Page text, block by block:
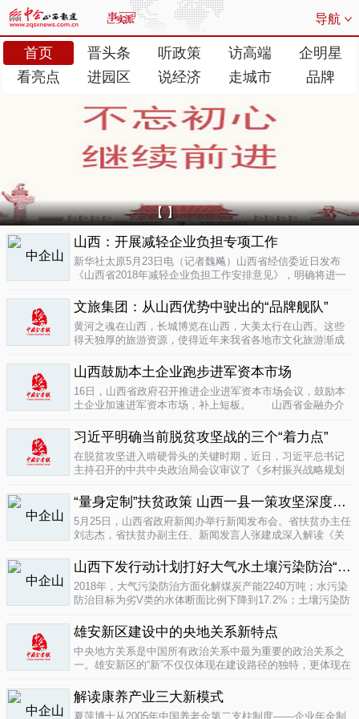
导航
首页 晋头条 听政策 访高端
企明星
看亮点
进园区 说经济 走城市 品牌
【 】
山西：开展减轻企业负担专项工作
新华社太原5月23日电（记者魏飚）山西省经信委近日发布
《山西省2018年减轻企业负担工作安排意见》，明确将进一
大对涉企乱收...
文旅集团：从山西优势中驶出的“品牌舰队”
黄河之魂在山西，长城博览在山西，大美太行在山西。这些
得天独厚的旅游资源，使得近年来我省各地市文化旅游渐成
业培育成...
山西鼓励本土企业跑步进军资本市场
16日，山西省政府召开推进企业进军资本市场会议，鼓励本
土企业加速进军资本市场，补上短板。 山西省金融办介
习近平明确当前脱贫攻坚战的三个“着力点”
在脱贫攻坚进入啃硬骨头的关键时期，近日，习近平总书记
主持召开的中共中央政治局会议审议了《乡村振兴战略规划
见》。...
“量身定制”扶贫政策 山西一县一策攻坚深度贫困
5月25日，山西省政府新闻办举行新闻发布会。省扶贫办主任
刘志杰，省扶贫办副主任、新闻发言人张建成深入解读《关
问。据了解...
04-12
山西下发行动计划打好大气水土壤污染防治“三战役”
2018年，大气污染防治方面化解煤炭产能2240万吨；水污染
防治目标为劣V类的水体断面比例下降到17.2%；土壤污染防
记者从山...
雄安新区建设中的央地关系新特点
中央地方关系是中国所有政治关系中最为重要的政治关系之
一。雄安新区的“新”不仅仅体现在建设路径的独特，更体现在
解读康养产业三大新模式
夏萍博士从2005年中国养老金第二支柱制度——企业年金制